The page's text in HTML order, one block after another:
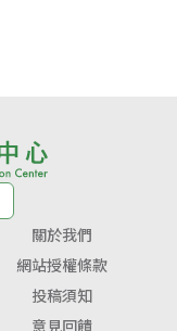
關於我們
網站授權條款
投稿須知
意見回饋